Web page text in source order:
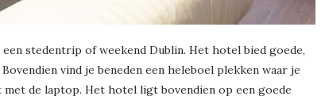
stedentrip of weekend Dublin. Het hotel bied goede,
vind je beneden een heleboel plekken waar je
de laptop. Het hotel ligt bovendien op een goede